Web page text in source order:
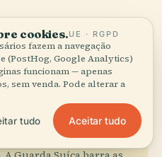
dia.
Rigoroso
cobertos — sem
cookies.UE · RGPD
fazem a navegação
(PostHog, Google Analytics)
funcionam — apenas
sem venda. Pode alterar a
tudo Aceitar tudo